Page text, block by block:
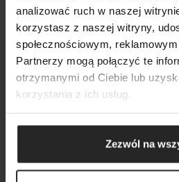
analizować ruch w naszej
korzystasz z naszej witryny,
społecznościowym,
Partnerzy mogą połączyć te
otrzymanymi od Ciebie lub
korzystania z ich usług.
Zezwól na
MAPA